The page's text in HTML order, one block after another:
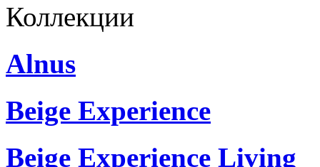
Коллекции
Alnus
Beige Experience
Beige Experience Living